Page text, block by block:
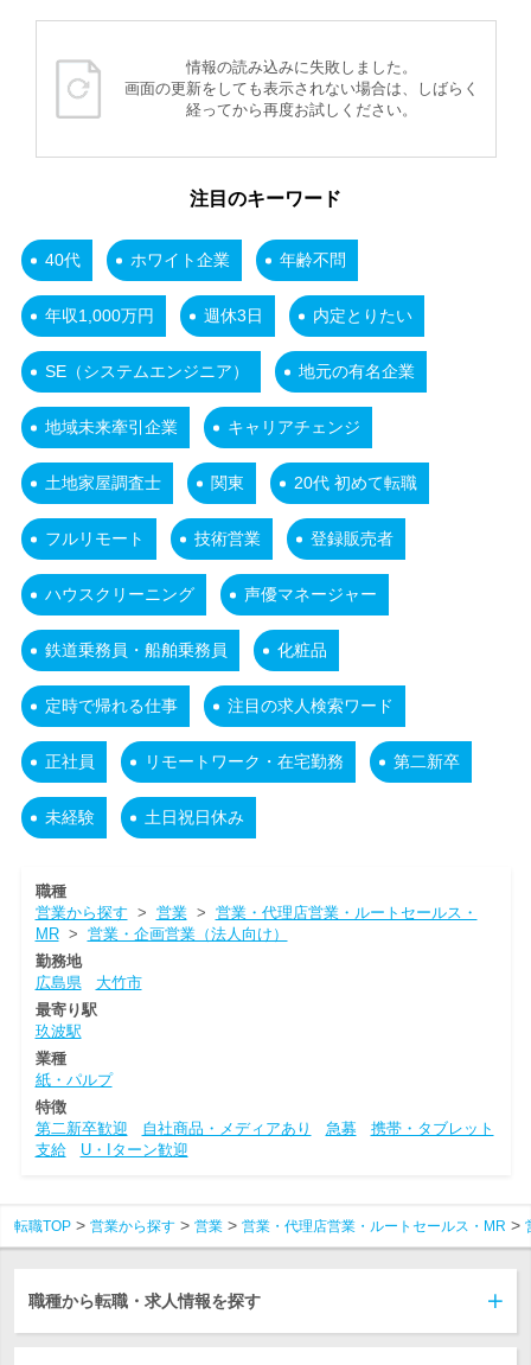
情報の読み込みに失敗しました。
画面の更新をしても表示されない場合は、しばらく
経ってから再度お試しください。
注目のキーワード
40代 ホワイト企業 年齢不問
年収1,000万円 週休3日 内定とりたい
SE（システムエンジニア） 地元の有名企業
地域未来牽引企業 キャリアチェンジ
土地家屋調査士 関東 20代 初めて転職
フルリモート 技術営業 登録販売者
ハウスクリーニング 声優マネージャー
鉄道乗務員・船舶乗務員 化粧品
定時で帰れる仕事 注目の求人検索ワード
正社員 リモートワーク・在宅勤務 第二新卒
未経験 土日祝日休み
職種
営業から探す > 営業> 営業・代理店営業・ルートセールス・
MR> 営業・企画営業（法人向け）
勤務地
広島県
大竹市
最寄り駅
玖波駅
業種
紙・パルプ
特徴
第二新卒歓迎
自社商品・メディアあり 急募
携帯・タブレット
支給
U・Iターン歓迎
転職TOP 営業から探す 営業 営業・代理店営業・ルートセールス・MR
職種から転職・求人情報を探す